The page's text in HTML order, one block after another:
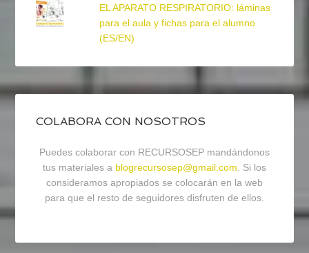
EL APARATO RESPIRATORIO: láminas
para el aula y fichas para el alumno
(ES/EN)
COLABORA CON NOSOTROS
Puedes colaborar con RECURSOSEP mandándonos
tus materiales a blogrecursosep@gmail.com. Si los
consideramos apropiados se colocarán en la web
para que el resto de seguidores disfruten de ellos.